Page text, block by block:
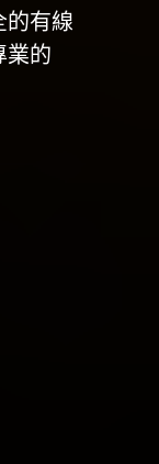
的有線
業的